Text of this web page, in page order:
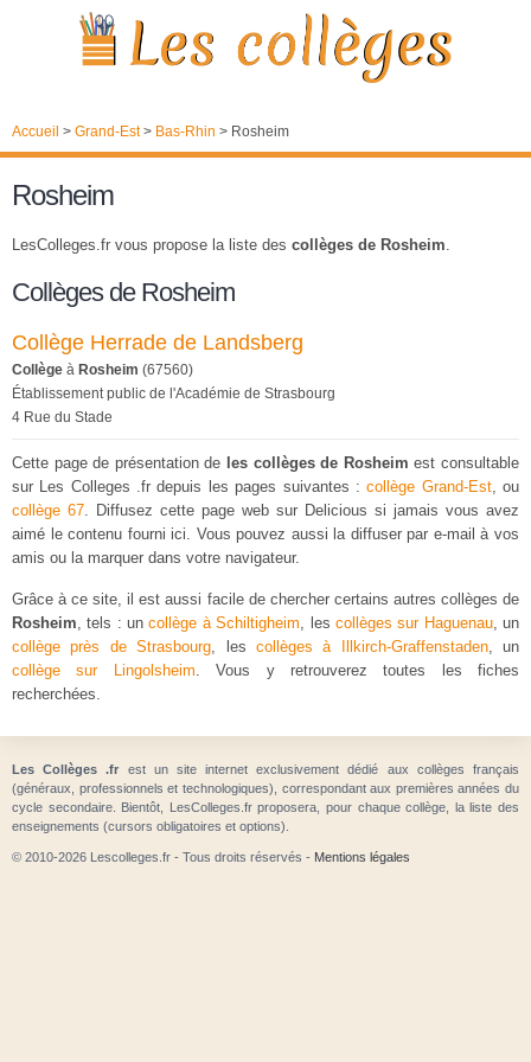
Accueil > Grand-Est> Bas-Rhin > Rosheim
Rosheim
LesColleges.fr vous propose la liste des collèges de Rosheim.
Collèges de Rosheim
Collège Herrade de Landsberg
Collège à Rosheim (67560)
Établissement public de l'Académie de Strasbourg
4 Rue du Stade
Cette page de présentation de les collèges de Rosheim est consultable
sur Les Colleges .fr depuis les pages suivantes :collège Grand-Est, ou
collège 67. Diffusez cette page web sur Delicious si jamais vous avez
aimé le contenu fourni ici. Vous pouvez aussi la diffuser par e-mail à vos
amis ou la marquer dans votre navigateur.
Grâce à ce site, il est aussi facile de chercher certains autres collèges de
Rosheim, tels : uncollège à Schiltigheim, les collèges sur Haguenau, un
collège près de Strasbourg, les collèges à Illkirch-Graffenstaden, un
collège sur Lingolsheim. Vous y retrouverez toutes les fiches
recherchées.
Les Collèges .fr est un site internet exclusivement dédié aux collèges français
(généraux, professionnels et technologiques), correspondant aux premières années du
cycle secondaire. Bientôt, LesColleges.fr proposera, pour chaque collège, la liste des
enseignements (cursors obligatoires et options).
© 2010-2026 Lescolleges.fr - Tous droits réservés - Mentions légales